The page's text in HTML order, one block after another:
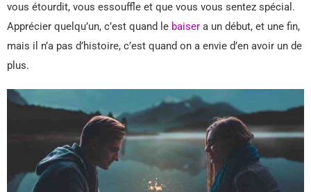
vous étourdit, vous essouffle et que vous vous sentez spécial.
Apprécier quelqu’un, c’est quand le baiser a un début, et une fin,
mais il n’a pas d’histoire, c’est quand on a envie d’en avoir un de
plus.